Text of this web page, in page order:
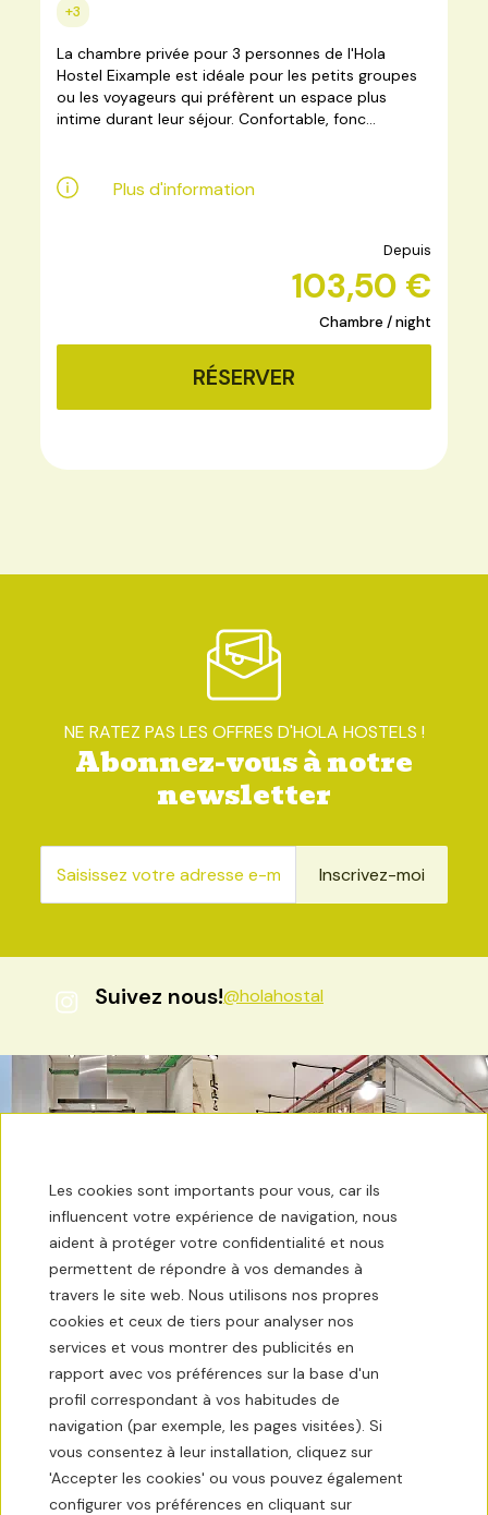
+3
La chambre privée pour 3 personnes de l'Hola
Hostel Eixample est idéale pour les petits groupes
ou les voyageurs qui préfèrent un espace plus
intime durant leur séjour. Confortable, fonc...
Plus d'information
Depuis
103,50 €
Chambre / night
RÉSERVER
NE RATEZ PAS LES OFFRES D'HOLA HOSTELS !
Abonnez-vous à notre
newsletter
Inscrivez-moi
Suivez nous!@holahostal
La météo 27ºC
Contactez
Conditions de réservation
Les cookies sont importants pour vous, car ils
influencent votre expérience de navigation, nous
aident à protéger votre confidentialité et nous
permettent de répondre à vos demandes à
travers le site web. Nous utilisons nos propres
cookies et ceux de tiers pour analyser nos
services et vous montrer des publicités en
rapport avec vos préférences sur la base d'un
profil correspondant à vos habitudes de
navigation (par exemple, les pages visitées). Si
vous consentez à leur installation, cliquez sur
'Accepter les cookies' ou vous pouvez également
configurer vos préférences en cliquant sur